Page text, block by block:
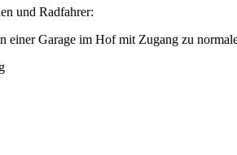
und Radfahrer:
einer Garage im Hof mit Zugang zu